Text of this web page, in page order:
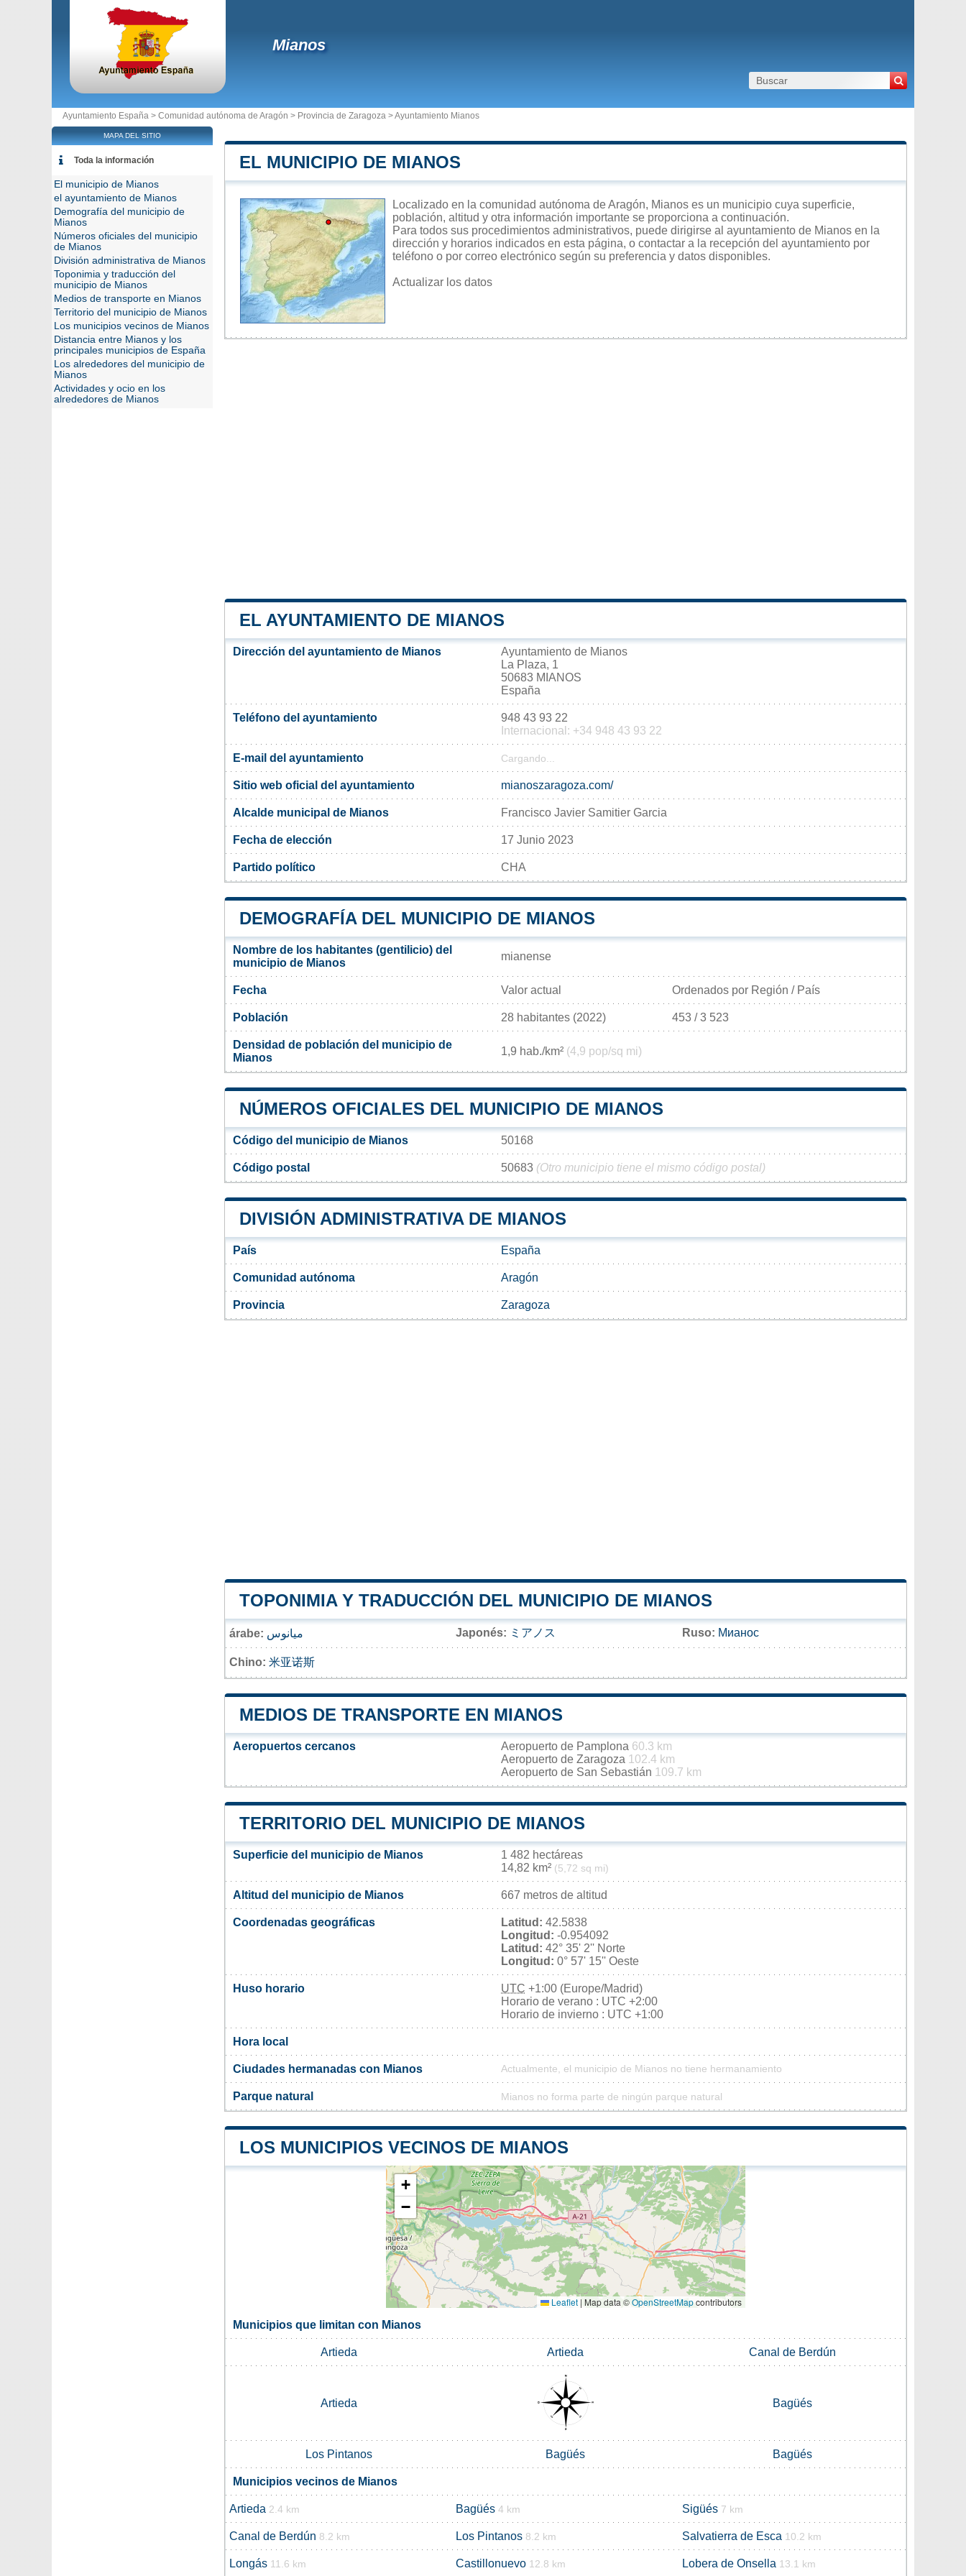
Mianos
Ayuntamiento España > Comunidad autónoma de Aragón > Provincia de Zaragoza >Ayuntamiento Mianos
EL MUNICIPIO DE MIANOS
Localizado en la comunidad autónoma de Aragón, Mianos es un municipio cuya superficie,
población, altitud y otra información importante se proporciona a continuación.
Para todos sus procedimientos administrativos, puede dirigirse al ayuntamiento de Mianos en la
dirección y horarios indicados en esta página, o contactar a la recepción del ayuntamiento por
teléfono o por correo electrónico según su preferencia y datos disponibles.
Actualizar los datos
EL AYUNTAMIENTO DE MIANOS
Dirección del ayuntamiento de Mianos
Ayuntamiento de Mianos
La Plaza, 1
50683 MIANOS
España
Teléfono del ayuntamiento
948 43 93 22
Internacional: +34 948 43 93 22
E-mail del ayuntamiento Cargando...
Sitio web oficial del ayuntamiento mianoszaragoza.com/
Alcalde municipal de Mianos Francisco Javier Samitier Garcia
Fecha de elección 17 Junio 2023
Partido político CHA
DEMOGRAFÍA DEL MUNICIPIO DE MIANOS
Nombre de los habitantes (gentilicio) del
municipio de Mianos
mianense
Fecha Valor actual Ordenados por Región / País
Población 28 habitantes (2022) 453 / 3 523
Densidad de población del municipio de
Mianos
1,9 hab./km² (4,9 pop/sq mi)
NÚMEROS OFICIALES DEL MUNICIPIO DE MIANOS
Código del municipio de Mianos 50168
Código postal 50683 (Otro municipio tiene el mismo código postal)
DIVISIÓN ADMINISTRATIVA DE MIANOS
País España
Comunidad autónoma Aragón
Provincia Zaragoza
TOPONIMIA Y TRADUCCIÓN DEL MUNICIPIO DE MIANOS
árabe: ميانوس Japonés: ミアノス Ruso: Мианос
Chino: 米亚诺斯
MEDIOS DE TRANSPORTE EN MIANOS
Aeropuertos cercanos Aeropuerto de Pamplona 60.3 km
Aeropuerto de Zaragoza 102.4 km
Aeropuerto de San Sebastián 109.7 km
TERRITORIO DEL MUNICIPIO DE MIANOS
Superficie del municipio de Mianos
1 482 hectáreas
14,82 km² (5,72 sq mi)
Altitud del municipio de Mianos 667 metros de altitud
Coordenadas geográficas Latitud: 42.5838
Longitud: -0.954092
Latitud: 42° 35' 2'' Norte
Longitud: 0° 57' 15'' Oeste
Huso horario UTC +1:00 (Europe/Madrid)
Horario de verano : UTC +2:00
Horario de invierno : UTC +1:00
Hora local
Ciudades hermanadas con Mianos Actualmente, el municipio de Mianos no tiene hermanamiento
Parque natural Mianos no forma parte de ningún parque natural
LOS MUNICIPIOS VECINOS DE MIANOS
+
−
Leaflet | Map data ©OpenStreetMapcontributors
Municipios que limitan con Mianos
Artieda Artieda Canal de Berdún
Artieda Bagüés
Los Pintanos Bagüés Bagüés
Municipios vecinos de Mianos
Artieda 2.4 km Bagüés 4 km Sigüés 7 km
Canal de Berdún 8.2 km Los Pintanos 8.2 km Salvatierra de Esca 10.2 km
Longás 11.6 km Castillonuevo 12.8 km Lobera de Onsella 13.1 km
MAPA DEL SITIO
Toda la información
El municipio de Mianos
el ayuntamiento de Mianos
Demografía del municipio de
Mianos
Números oficiales del municipio
de Mianos
División administrativa de Mianos
Toponimia y traducción del
municipio de Mianos
Medios de transporte en Mianos
Territorio del municipio de Mianos
Los municipios vecinos de Mianos
Distancia entre Mianos y los
principales municipios de España
Los alrededores del municipio de
Mianos
Actividades y ocio en los
alrededores de Mianos